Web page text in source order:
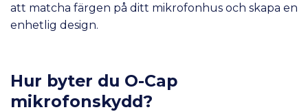
att matcha färgen på ditt mikrofonhus och skapa en
enhetlig design.
Hur byter du O-Cap
mikrofonskydd?